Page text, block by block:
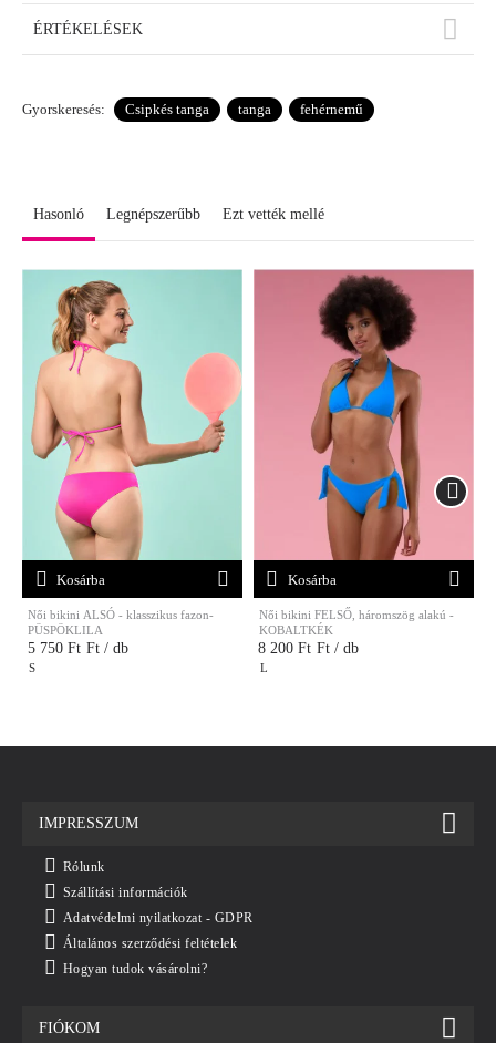
ÉRTÉKELÉSEK
Gyorskeresés: Csipkés tanga tanga fehérnemű
Hasonló Legnépszerűbb Ezt vették mellé
Női bikini ALSÓ - klasszikus fazon-
PÜSPÖKLILA
S
5 750 Ft Ft / db
Kosárba
Női bikini FELSŐ, háromszög alakú -
KOBALTKÉK
L
8 200 Ft Ft / db
Kosárba
IMPRESSZUM
Rólunk
Szállítási információk
Adatvédelmi nyilatkozat - GDPR
Általános szerződési feltételek
Hogyan tudok vásárolni?
FIÓKOM